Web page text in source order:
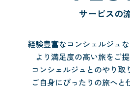
サービスの
経験豊富なコンシェルジュな
より満足度の高い旅をご提
コンシェルジュとのやり取
ご自身にぴったりの旅へと